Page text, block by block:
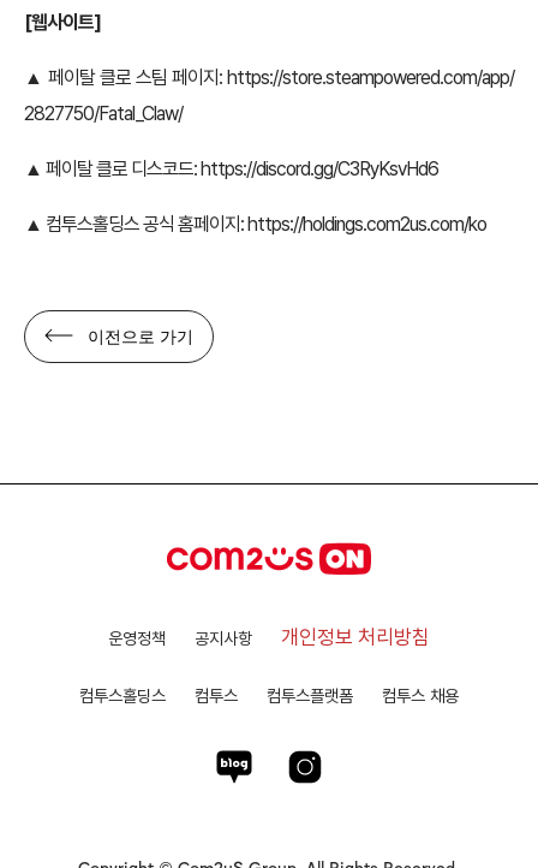
[웹사이트]
▲ 페이탈 클로 스팀 페이지: https://store.steampowered.com/app/
2827750/Fatal_Claw/
▲ 페이탈 클로 디스코드:https://discord.gg/C3RyKsvHd6
▲ 컴투스홀딩스 공식 홈페이지:https://holdings.com2us.com/ko
이전으로 가기
운영정책 공지사항 개인정보 처리방침
컴투스홀딩스 컴투스 컴투스플랫폼 컴투스 채용